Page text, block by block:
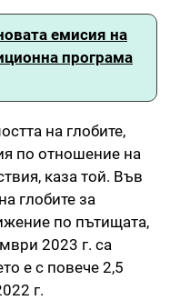
емисия на
програма
на глобите,
по отношение на
каза той. Във
глобите за
по пътищата,
2023 г. са
е с повече 2,5
г.